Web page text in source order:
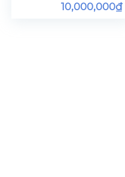
10,000,000₫